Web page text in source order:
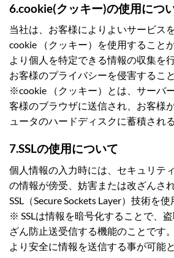
6.cookie(クッキー)の使用につ
当社は、お客様によりよいサービス
cookie （クッキー）を使用すること
より個人を特定できる情報の収集を
お客様のプライバシーを侵害するこ
※cookie （クッキー）とは、サーバ
客様のブラウザに送信され、お客様
ュータのハードディスクに蓄積され
7.SSLの使用について
個人情報の入力時には、セキュリテ
の情報が傍受、妨害または改ざんさ
SSL（Secure Sockets Layer）技術を使
※ SSLは情報を暗号化することで、
ざん防止送受信する機能のことです
より安全に情報を送信する事が可能